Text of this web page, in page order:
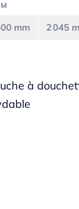
à
mm 2 045